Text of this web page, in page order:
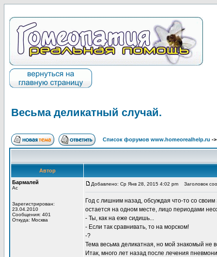
Весьма деликатный случай.
Список форумов www.homeorealhelp.ru -
Автор
Бармалей
Ас
Зарегистрирован:
23.04.2010
Сообщения: 401
Откуда: Москва
Добавлено: Ср Янв 28, 2015 4:02 pm Заголовок
Год с лишним назад, обсуждая что-то со
остается на одном месте, лицо периодами
- Ты, как на еже сидишь...
- Если так сравнивать, то на морском!
-?
Тема весьма деликатная, но мой знакомый не
Итак, много лет назад после лечения